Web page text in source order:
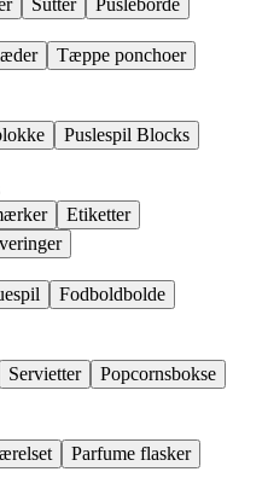
Sutter
Pusleborde
Tæppe ponchoer
Puslespil Blocks
Etiketter
Fodboldbolde
Servietter
Popcornsbokse
Parfume flasker